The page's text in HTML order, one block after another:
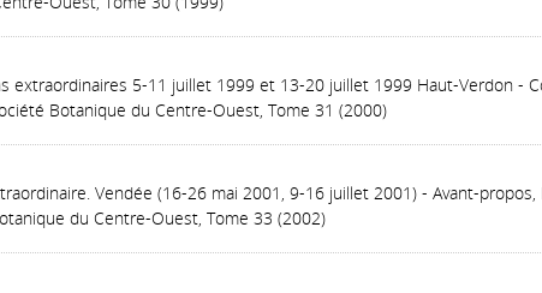
extraordinaires 5-11 juillet 1999 et 13-20 juillet 1999 Haut-Verdon -
Botanique du Centre-Ouest, Tome 31 (2000)
Vendée (16-26 mai 2001, 9-16 juillet 2001) - Avant-
du Centre-Ouest, Tome 33 (2002)